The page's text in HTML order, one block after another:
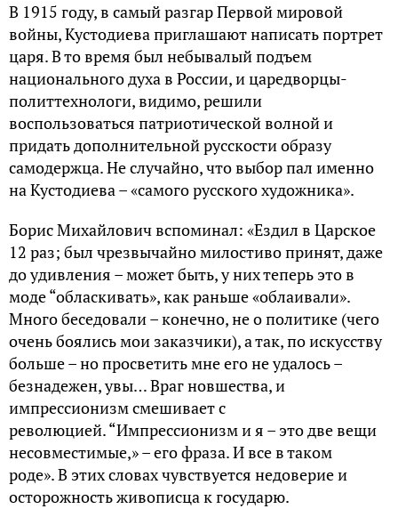
В 1915 году, в самый разгар Первой мировой
войны, Кустодиева приглашают написать портрет
царя. В то время был небывалый подъем
национального духа в России, и царедворцы-
политтехнологи, видимо, решили
воспользоваться патриотической волной и
придать дополнительной русскости образу
самодержца. Не случайно, что выбор пал именно
на Кустодиева – «самого русского художника».
Борис Михайлович вспоминал: «Ездил в Царское
12 раз; был чрезвычайно милостиво принят, даже
до удивления – может быть, у них теперь это в
моде “обласкивать», как раньше «облаивали».
Много беседовали – конечно, не о политике (чего
очень боялись мои заказчики), а так, по искусству
больше – но просветить мне его не удалось –
безнадежен, увы… Враг новшества, и
импрессионизм смешивает с
революцией. “Импрессионизм и я – это две вещи
несовместимые,» – его фраза. И все в таком
роде». В этих словах чувствуется недоверие и
осторожность живописца к государю.